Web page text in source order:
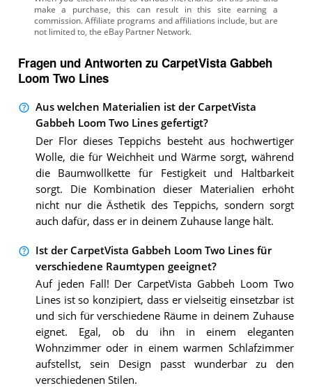
Fragen und Antworten zu CarpetVista Gabbeh
Loom Two Lines
Aus welchen Materialien ist der CarpetVista
Gabbeh Loom Two Lines gefertigt?
Der Flor dieses Teppichs besteht aus hochwertiger
Wolle, die für Weichheit und Wärme sorgt, während
die Baumwollkette für Festigkeit und Haltbarkeit
sorgt. Die Kombination dieser Materialien erhöht
nicht nur die Ästhetik des Teppichs, sondern sorgt
auch dafür, dass er in deinem Zuhause lange hält.
Ist der CarpetVista Gabbeh Loom Two Lines für
verschiedene Raumtypen geeignet?
Auf jeden Fall! Der CarpetVista Gabbeh Loom Two
Lines ist so konzipiert, dass er vielseitig einsetzbar ist
und sich für verschiedene Räume in deinem Zuhause
eignet. Egal, ob du ihn in einem eleganten
Wohnzimmer oder in einem warmen Schlafzimmer
aufstellst, sein Design passt wunderbar zu den
verschiedenen Stilen.